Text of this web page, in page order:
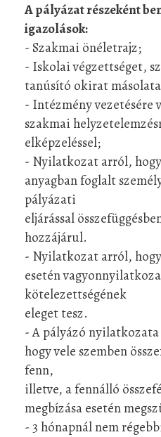
A pályázat részeként
igazolások:
- Szakmai önéletrajz;
- Iskolai végzettséget,
tanúsító okirat
- Intézmény vezetésére
szakmai
elképzeléssel;
- Nyilatkozat arról,
anyagban foglalt
pályázati
eljárással
hozzájárul.
- Nyilatkozat arról,
esetén
kötelezettségének
eleget tesz.
- A pályázó
hogy vele szemben
fenn,
illetve, a fennálló
megbízása esetén
- 3 hónapnál nem